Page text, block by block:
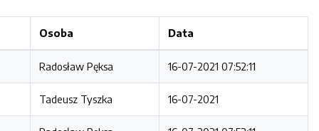
Osoba Data
Radosław Pęksa 16-07-2021 07:52:11
Tadeusz Tyszka 16-07-2021